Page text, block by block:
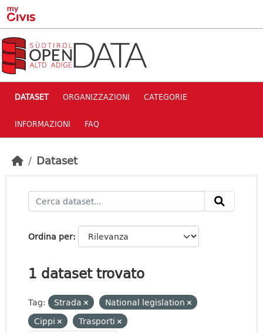
Skip to main content
DATASET ORGANIZZAZIONI CATEGORIE
INFORMAZIONI FAQ
Dataset
Ordina per
1 dataset trovato
Tag: Strada
National legislation
Cippi
Trasporti